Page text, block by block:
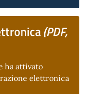
(PDF,
ha attivato
elettronica